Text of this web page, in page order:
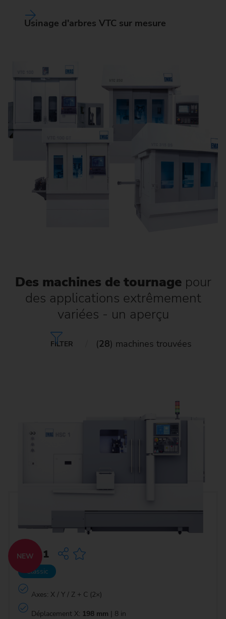
Usinage d'arbres VTC sur mesure
Des machines de tournage pour
des applications extrêmement
variées - un aperçu
FILTER (28) machines trouvées
NEW
HSC 1
Classic
Axes: X / Y / Z + C (2×)
Déplacement X: 198 mm | 8 in